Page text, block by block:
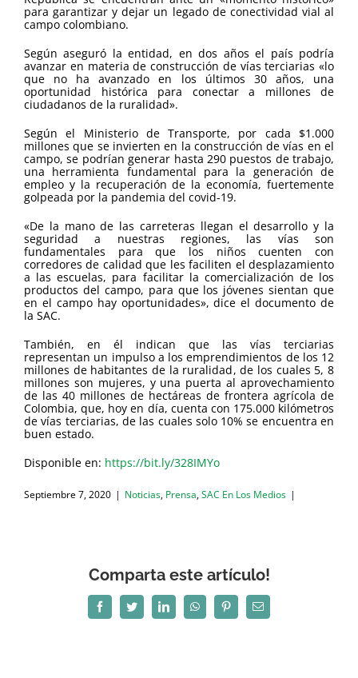
para garantizar y dejar un legado de conectividad vial al
campo colombiano.
Según aseguró la entidad, en dos años el país podría
avanzar en materia de construcción de vías terciarias «lo
que no ha avanzado en los últimos 30 años, una
oportunidad histórica para conectar a millones de
ciudadanos de la ruralidad».
Según el Ministerio de Transporte, por cada $1.000
millones que se invierten en la construcción de vías en el
campo, se podrían generar hasta 290 puestos de trabajo,
una herramienta fundamental para la generación de
empleo y la recuperación de la economía, fuertemente
golpeada por la pandemia del covid-19.
«De la mano de las carreteras llegan el desarrollo y la
seguridad a nuestras regiones, las vías son
fundamentales para que los niños cuenten con
corredores de calidad que les faciliten el desplazamiento
a las escuelas, para facilitar la comercialización de los
productos del campo, para que los jóvenes sientan que
en el campo hay oportunidades», dice el documento de
la SAC.
También, en él indican que las vías terciarias
representan un impulso a los emprendimientos de los 12
millones de habitantes de la ruralidad, de los cuales 5, 8
millones son mujeres, y una puerta al aprovechamiento
de las 40 millones de hectáreas de frontera agrícola de
Colombia, que, hoy en día, cuenta con 175.000 kilómetros
de vías terciarias, de las cuales solo 10% se encuentra en
buen estado.
Disponible en: https://bit.ly/328IMYo
Septiembre 7, 2020 | Noticias, Prensa,SAC En Los Medios |
Comparta este artículo!
FacebookTwitterLinkedInWhatsAppPinterestCorreo
electrónico